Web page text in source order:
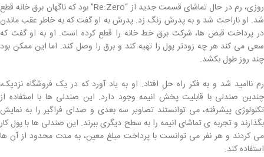
روزی، رم در حال تماشای قسمت جدید از “Re:Zero” بود که ناگهان برق خانه قطع
شد. او ناراحت شد و به پدرش زنگ زد. پدرش به او گفت که به خاطر عقب ماندن
در پرداخت قبض ها، شرکت برق خط خانه را قطع کرده است. او به او گفت که
سعی می کند هر چه زودتر پول را تهیه کند و برق را وصل کند. اما این ممکن بود
چند روز طول بکشد.
رم ناامید شد و به فکر راه حل افتاد. او به یاد آورد که در یک فروشگاه نزدیک،
چندین صندلی با قابلیت پخش انیمه وجود دارد. این صندلی ها با استفاده از
تکنولوژی پیشرفته، می توانستند تصاویر سه بعدی و صدای فراگیر را به نمایش
بگذارند و تجربه ی تماشای انیمه را به سطح دیگری ببرند. این صندلی ها با پول کار
می کردند و هر نفر می توانست با پرداخت مبلغ معین، به مدت محدود از آن ها
استفاده کند.